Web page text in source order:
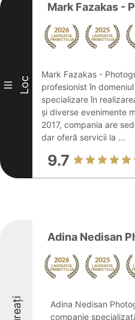
III Loc
Mark Fazakas -
Mark Fazakas -
profesionist în
specializare în
și diverse evenimente
2017, compania are
dar oferă servicii la ...
9.7
Adina Nedisan
Adina Nedisan
companie